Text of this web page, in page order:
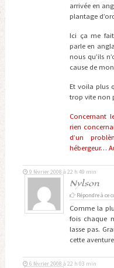
arrivée en
plantage
Ici ça me
parle en
nous qu’ils
cause de
Et voila plus
trop vite non
Concernant
rien
d’un
hébergeur…
Nylson
9 février 2008 à 22 h 49 min
Répondre à ce
Comme la
fois chaque
lasse pas.
cette
6 février 2008 à 22 h 03 min